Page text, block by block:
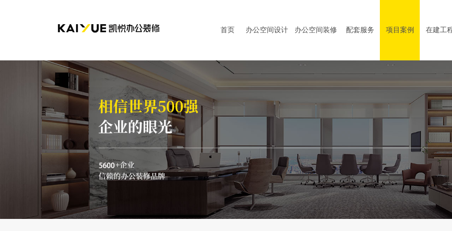
首页 办公空间设计 办公空间装修 配套服务 项目案例 在建工